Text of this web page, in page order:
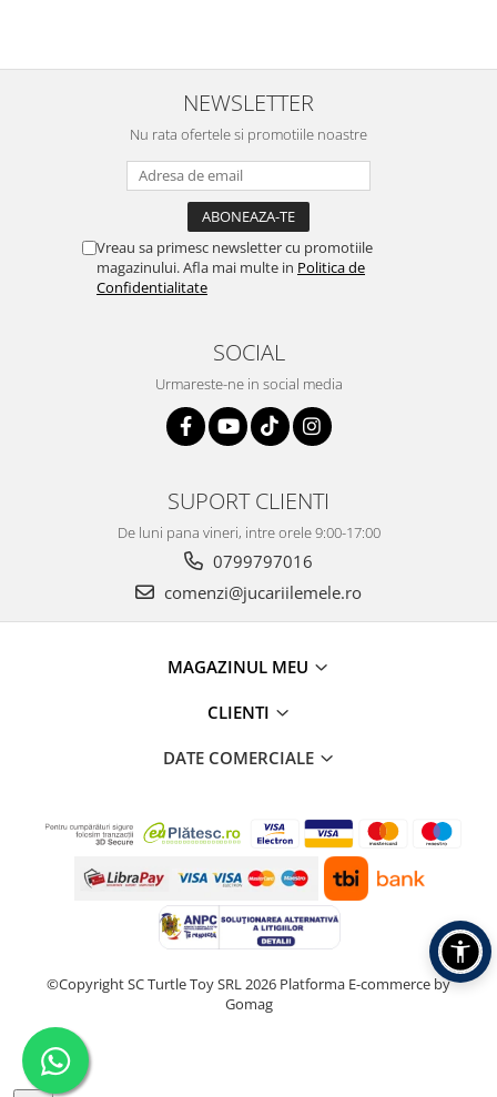
NEWSLETTER
Nu rata ofertele si promotiile noastre
Vreau sa primesc newsletter cu promotiile
magazinului. Afla mai multe in Politica de
Confidentialitate
SOCIAL
Urmareste-ne in social media
SUPORT CLIENTI
De luni pana vineri, intre orele 9:00-17:00
0799797016
comenzi@jucariilemele.ro
MAGAZINUL MEU
CLIENTI
DATE COMERCIALE
©Copyright SC Turtle Toy SRL 2026 Platforma E-commerce by
Gomag